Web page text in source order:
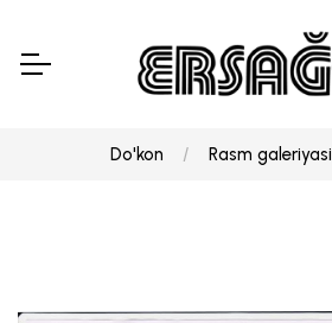
Do'kon Rasm galeriyasi